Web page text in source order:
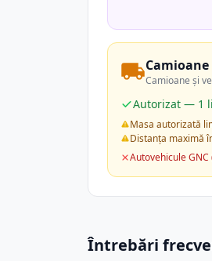
Camioane
Camioane și
Autorizat — 1
Masa autorizată
Distanța maximă
Autovehicule
Întrebări